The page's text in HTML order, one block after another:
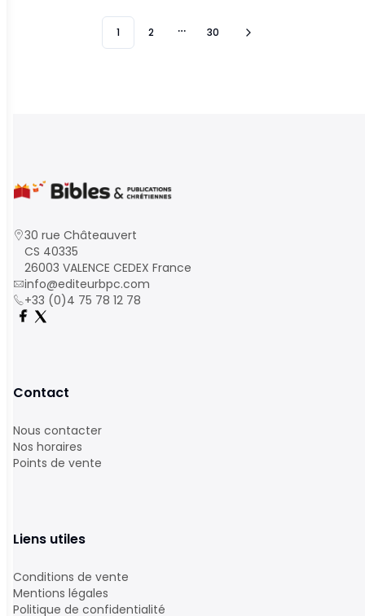
1 2 More pages
30
30 rue Châteauvert
CS 40335
26003 VALENCE CEDEX France
info@editeurbpc.com
+33 (0)4 75 78 12 78
Contact
Nous contacter
Nos horaires
Points de vente
Liens utiles
Conditions de vente
Mentions légales
Politique de confidentialité